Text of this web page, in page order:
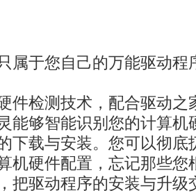
属于您自己的万能驱动程
检测技术，配合驱动之
能够智能识别您的计算机
下载与安装。您可以彻底
机硬件配置，忘记那些您
把驱动程序的安装与升级